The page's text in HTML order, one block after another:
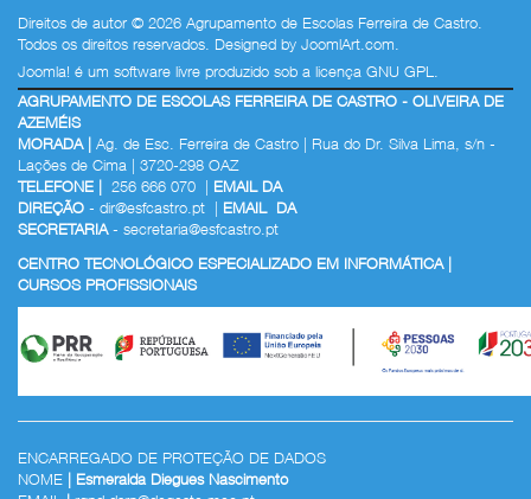
Direitos de autor © 2026 Agrupamento de Escolas Ferreira de Castro.
Todos os direitos reservados. Designed by JoomlArt.com
Joomla! é um software livre produzido sob a licença GNU GPL.
AGRUPAMENTO DE ESCOLAS FERREIRA DE CASTRO - OLIVEIRA DE
AZEMÉIS
MORADA | Ag. de Esc. Ferreira de Castro | Rua do Dr. Silva Lima, s/n -
Lações de Cima | 3720-298 OAZ
TELEFONE | 256 666 070 | EMAIL DA
DIREÇÃO - dir@esfcastro.pt | EMAIL DA
SECRETARIA- secretaria@esfcastro.pt
CENTRO TECNOLÓGICO ESPECIALIZADO EM INFORMÁTICA |
CURSOS PROFISSIONAIS
ENCARREGADO DE PROTEÇÃO DE DADOS
NOME | Esmeralda Diegues Nascimento